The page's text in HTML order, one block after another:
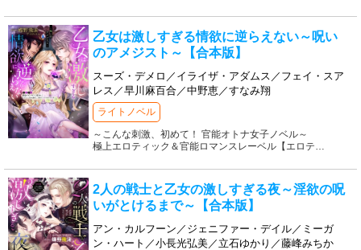
乙女は激しすぎる情欲に逆らえない～呪い
のアメジスト～【合本版】
スーズ・デメロ／イライザ・アダムス／フェイ・スア
レス／早川麻百合／中野恵／すなみ翔
ライトノベル
～こんな刺激、初めて！ 官能オトナ女子ノベル～
極上エロティック＆官能ロマンスレーベル【エロテ…
2人の戦士と乙女の激しすぎる夜～淫欲の呪
いがとけるまで～【合本版】
アン・カルフーン／ジェニファー・デイル／ミーガ
ン・ハート／小長光弘美／立石ゆかり／藤峰みちか